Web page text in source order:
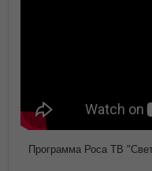
Программа Роса ТВ